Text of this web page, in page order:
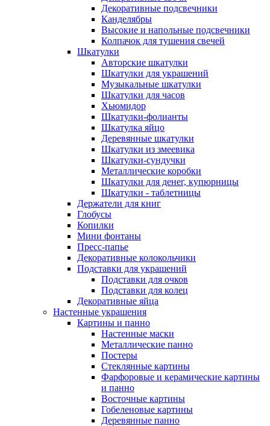
Декоративные подсвечники
Канделябры
Высокие и напольные подсвечники
Колпачок для тушения свечей
Шкатулки
Авторские шкатулки
Шкатулки для украшений
Музыкальные шкатулки
Шкатулки для часов
Хьюмидор
Шкатулки-фолианты
Шкатулка яйцо
Деревянные шкатулки
Шкатулки из змеевика
Шкатулки-сундучки
Металлические коробки
Шкатулки для денег, купюрницы
Шкатулки - таблетницы
Держатели для книг
Глобусы
Копилки
Мини фонтаны
Пресс-папье
Декоративные колокольчики
Подставки для украшений
Подставки для очков
Подставки для колец
Декоративные яйца
Настенные украшения
Картины и панно
Настенные маски
Металлические панно
Постеры
Стеклянные картины
Фарфоровые и керамические картины
и панно
Восточные картины
Гобеленовые картины
Деревянные панно